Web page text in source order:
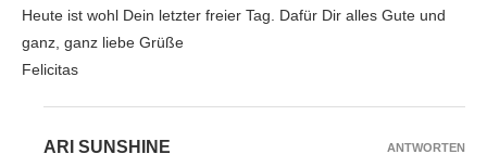
Heute ist wohl Dein letzter freier Tag. Dafür Dir alles Gute und
ganz, ganz liebe Grüße
Felicitas
ARI SUNSHINE ANTWORTEN